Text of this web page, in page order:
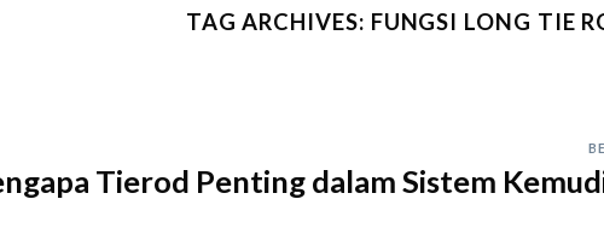
TAG ARCHIVES: FUNGSI LONG TIE
Tierod Penting dalam Sistem